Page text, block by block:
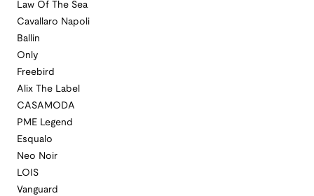
Law Of The Sea
Cavallaro Napoli
Ballin
Only
Freebird
Alix The Label
CASAMODA
PME Legend
Esqualo
Neo Noir
LOIS
Vanguard